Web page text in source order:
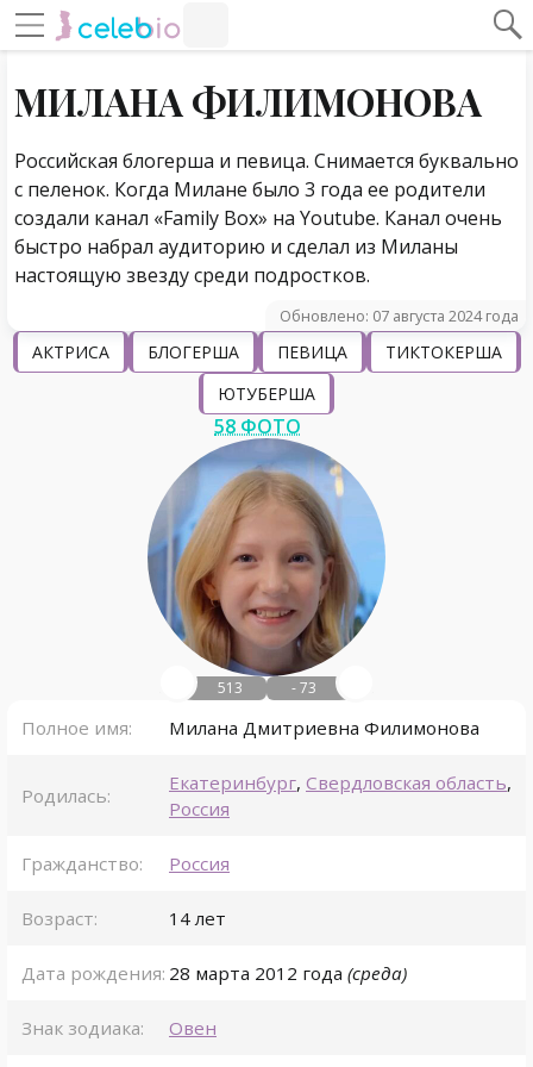
Навигация по сайту
МИЛАНА ФИЛИМОНОВА
Российская блогерша и певица. Снимается буквально
с пеленок. Когда Милане было 3 года ее родители
создали канал «Family Box» на Youtube. Канал очень
быстро набрал аудиторию и сделал из Миланы
настоящую звезду среди подростков.
Обновлено: 07 августа 2024 года
АКТРИСА БЛОГЕРША ПЕВИЦА
ТИКТОКЕРША
ЮТУБЕРША
58 ФОТО
513 - 73
Полное имя: Милана Дмитриевна Филимонова
Родилась:
Екатеринбург, Свердловская область,
Россия
Гражданство: Россия
Возраст: 14 лет
Дата рождения: 28 марта 2012 года (среда)
Знак зодиака: Овен